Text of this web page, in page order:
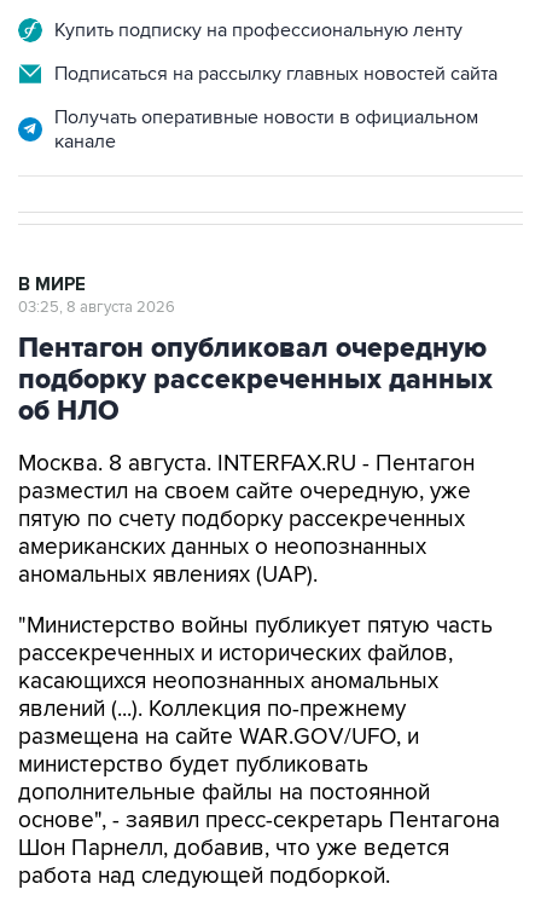
Купить подписку на профессиональную ленту
Подписаться на рассылку главных новостей сайта
Получать оперативные новости в официальном
канале
В МИРЕ
03:25, 8 августа 2026
Пентагон опубликовал очередную
подборку рассекреченных данных
об НЛО
Москва. 8 августа. INTERFAX.RU - Пентагон
разместил на своем сайте очередную, уже
пятую по счету подборку рассекреченных
американских данных о неопознанных
аномальных явлениях (UAP).
"Министерство войны публикует пятую часть
рассекреченных и исторических файлов,
касающихся неопознанных аномальных
явлений (...). Коллекция по-прежнему
размещена на сайте WAR.GOV/UFO, и
министерство будет публиковать
дополнительные файлы на постоянной
основе", - заявил пресс-секретарь Пентагона
Шон Парнелл, добавив, что уже ведется
работа над следующей подборкой.